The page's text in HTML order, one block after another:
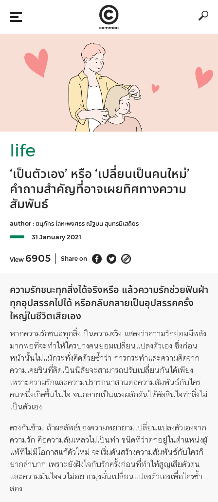
life
‘เป็นตัวเอง’ หรือ ‘เปลี่ยนเป็นคนใหม่’
คำถามสำคัญที่อาจเผยทิศทางความ
สัมพันธ์
author :ตนุภัทร โลหะพงศธร ณัฐมน สุนทรมีเสถียร
31 January 2021
View 6905 Share on
ความรักชนะทุกสิ่งได้จริงหรือ แล้วความรักช่วยฟันฝ่า
ทุกอุปสรรคไปได้ หรือกลับกลายเป็นอุปสรรคครั้ง
ใหญ่ในชีวิตเสียเอง
หากความรักชนะทุกสิ่งเป็นความจริง แสดงว่าความรักย่อมมีพลัง
มากพอที่จะทำให้ใครบางคนยอมเปลี่ยนแปลงตัวเอง ซึ่งก่อน
หน้านั้นไม่แม้กระทั่งคิดด้วยซ้ำว่า การกระทำและความคิดจาก
ความเคยชินที่ติดเป็นนิสัยจะสามารถปรับเปลี่ยนกันได้เพียง
เพราะความรักและความปรารถนาสานต่อความสัมพันธ์กับใคร
คนหนึ่งเกิดขึ้นในใจ จนกลายเป็นแรงผลักดันให้ตัดสินใจทำสิ่งไม่
เป็นตัวเอง
ตรงกันข้าม ถ้าผลลัพธ์ของความพยายามเปลี่ยนแปลงตัวเองจาก
ความรัก คือความล้มเหลวไม่เป็นท่า ชนิดที่ว่าตกอยู่ในตำแหน่งผู้
แพ้ที่ไม่มีโอกาสแก้ตัวใหม่ จะเริ่มต้นสร้างความสัมพันธ์กับใครก็
ยากลำบาก เพราะยังฝังใจกับรักครั้งก่อนที่ทำให้สูญเสียตัวตน
และความมั่นใจจนไม่อยากมุ่งมั่นเปลี่ยนแปลงตัวเองเพื่อใครซ้ำ
สอง